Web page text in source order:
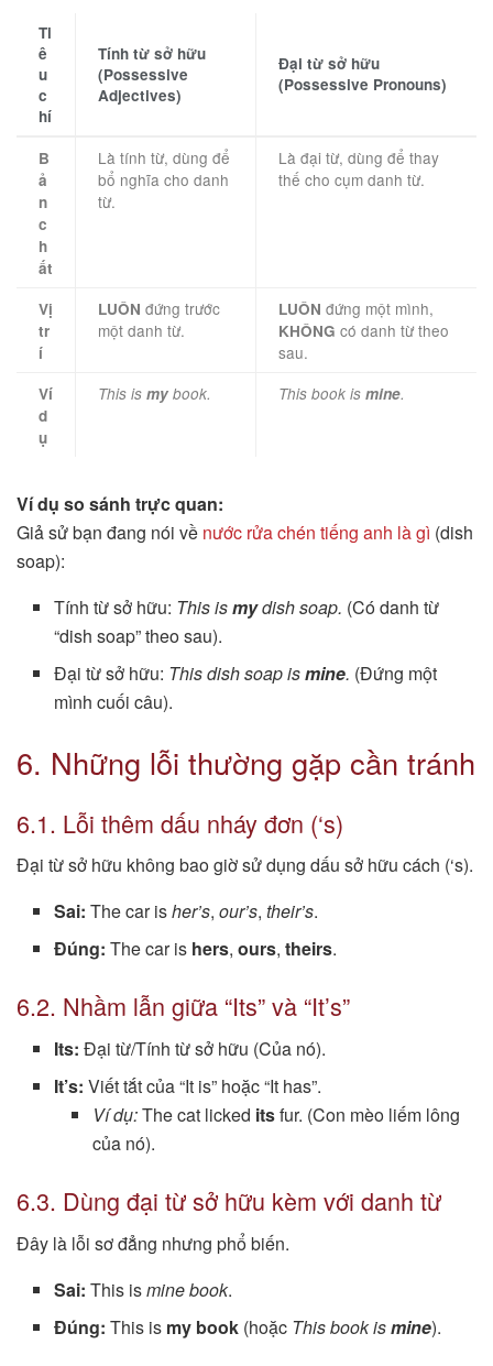
Ti
ê
u
c
hí
Tính từ sở hữu
(Possessive
Adjectives)
Đại từ sở hữu
(Possessive Pronouns)
B
ả
n
c
h
ất
Là tính từ, dùng để
bổ nghĩa cho danh
từ.
Là đại từ, dùng để thay
thế cho cụm danh từ.
Vị
tr
í
LUÔN đứng trước
một danh từ.
LUÔN đứng một mình,
KHÔNG có danh từ theo
sau.
Ví
d
ụ
This is my book. This book is mine.
Ví dụ so sánh trực quan:
Giả sử bạn đang nói về nước rửa chén tiếng anh là gì (dish
soap):
Tính từ sở hữu: This ismydish soap. (Có danh từ
“dish soap” theo sau).
Đại từ sở hữu: This dish soap ismine. (Đứng một
mình cuối câu).
6. Những lỗi thường gặp cần tránh
6.1. Lỗi thêm dấu nháy đơn (‘s)
Đại từ sở hữu không bao giờ sử dụng dấu sở hữu cách (‘s).
Sai: The car isher’s,our’s,their’s.
Đúng: The car is hers,ours,theirs.
6.2. Nhầm lẫn giữa “Its” và “It’s”
Its: Đại từ/Tính từ sở hữu (Của nó).
It’s: Viết tắt của “It is” hoặc “It has”.
Ví dụ:The cat licked itsfur. (Con mèo liếm lông
của nó).
6.3. Dùng đại từ sở hữu kèm với danh từ
Đây là lỗi sơ đẳng nhưng phổ biến.
Sai: This ismine book.
Đúng: This is my book (hoặc This book ismine).